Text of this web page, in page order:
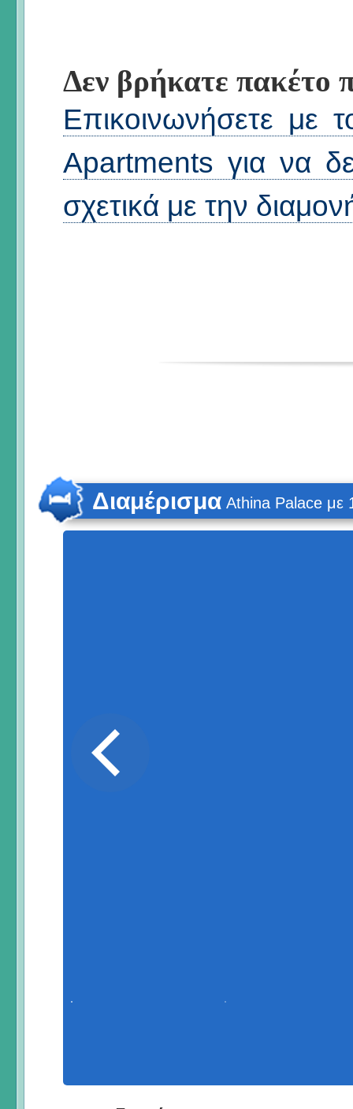
Δεν βρήκατε πακέτο
Επικοινωνήσετε με
Apartments για να
σχετικά με την
Διαμέρισμα Athina Palace με